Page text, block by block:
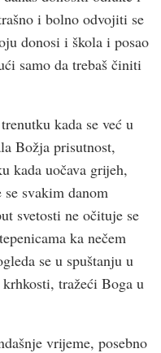
i bolno odvojiti se
donosi i škola i posao
samo da trebaš činiti
kada se već u
Božja prisutnost,
kada uočava grijeh,
svakim danom
svetosti ne očituje se
ka nečem
se u spuštanju u
tražeći Boga u
vrijeme, posebno